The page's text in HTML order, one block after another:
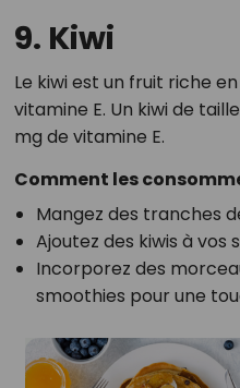
9. Kiwi
Le kiwi est un fruit riche
vitamine E. Un kiwi de
mg de vitamine E.
Comment les
Mangez des tranches
Ajoutez des kiwis à vos
Incorporez des
smoothies pour une